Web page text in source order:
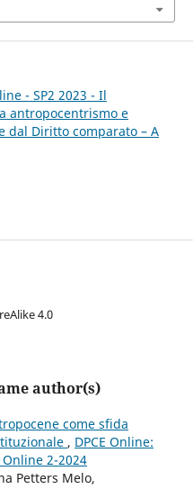
- SP2 2023 - Il
antropocentrismo e
dal Diritto comparato – A
4.0
author(s)
come sfida
, DPCE Online:
Online 2-2024
Petters Melo,